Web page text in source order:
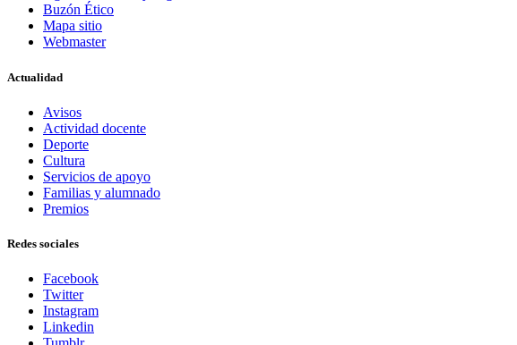
Buzón Ético
Mapa sitio
Webmaster
Actualidad
Avisos
Actividad docente
Deporte
Cultura
Servicios de apoyo
Familias y alumnado
Premios
Redes sociales
Facebook
Twitter
Instagram
Linkedin